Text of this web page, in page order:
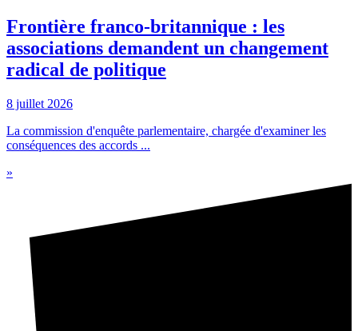
Frontière franco-britannique : les
associations demandent un changement
radical de politique
8 juillet 2026
La commission d'enquête parlementaire, chargée d'examiner les
conséquences des accords ...
»